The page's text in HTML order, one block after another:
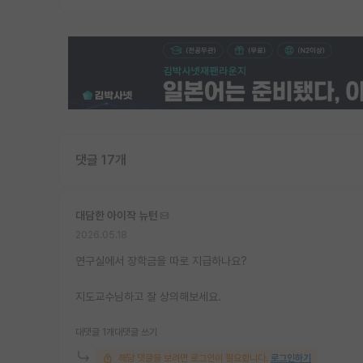
댓글 17개
대담한 아이작 뉴턴
연구실에서 장학금을 따로 지급하나요?
지도교수님하고 잘 상의해보세요.
대댓글 1개 대댓글 쓰기
해당 댓글을 보려면 로그인이 필요합니다. 로그인하기